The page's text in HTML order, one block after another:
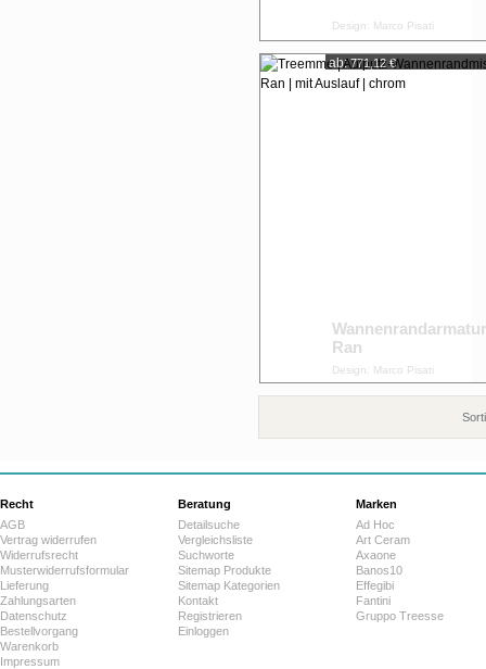
Design: Marco Pisati
ab: 771,12 €
Wannenrandarmatur
Ran
Design: Marco Pisati
Recht
AGB
Vertrag widerrufen
Widerrufsrecht
Musterwiderrufsformular
Lieferung
Zahlungsarten
Datenschutz
Bestellvorgang
Warenkorb
Impressum
Beratung
Detailsuche
Vergleichsliste
Suchworte
Sitemap Produkte
Sitemap Kategorien
Kontakt
Registrieren
Einloggen
Marken
Ad Hoc
Art Ceram
Axaone
Banos10
Effegibi
Fantini
Gruppo Treesse